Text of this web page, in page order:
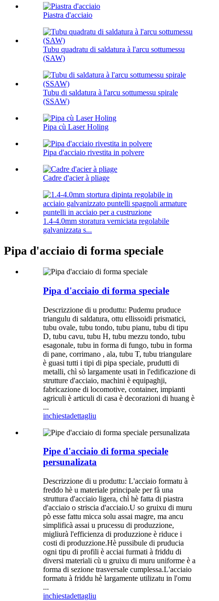
Piastra d'acciaio
Tubu quadratu di saldatura à l'arcu sottumessu
(SAW)
Tubu di saldatura à l'arcu sottumessu spirale
(SSAW)
Pipa cù Laser Holing
Pipa d'acciaio rivestita in polvere
Cadre d'acier à pliage
1.4-4.0mm storatura verniciata regolabile
galvanizzata s...
Pipa d'acciaio di forma speciale
Pipa d'acciaio di forma speciale
Descrizzione di u produttu: Pudemu pruduce
triangulu di saldatura, ottu ellissoidi prismatici,
tubu ovale, tubu tondo, tubu pianu, tubu di tipu
D, tubu cavu, tubu H, tubu mezzu tondo, tubu
esagonale, tubu in forma di fungo, tubu in forma
di pane, corrimano , ala, tubu T, tubu triangulare
è guasi tutti i tipi di pipa speciale, prudutti di
metalli, chì sò largamente usati in l'edificazione di
strutture d'acciaio, machini è equipaghji,
fabricazione di locomotive, container, impianti
agriculi è articuli di casa è decorazioni di huang è
...
inchiestadettagliu
Pipe d'acciaio di forma speciale
persunalizata
Descrizzione di u produttu: L'acciaio formatu à
freddo hè u materiale principale per fà una
struttura d'acciaio ligera, chì hè fatta di piastra
d'acciaio o striscia d'acciaio.U so gruixu di muru
pò esse fattu micca solu assai magre, ma ancu
simplificà assai u prucessu di produzzione,
migliurà l'efficienza di produzzione è riduce i
costi di produzzione.Hè pussibule di pruducia
ogni tipu di profili è acciai furmati à friddu di
diversi materiali cù u gruixu di muru uniforme è a
forma di sezione trasversale cumplessa.L'acciaio
formatu à friddu hè largamente utilizatu in l'omu
...
inchiestadettagliu